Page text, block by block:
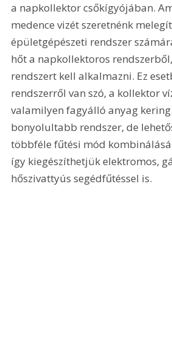
a napkollektor csőkígyójában.
medence vizét szeretnénk
épületgépészeti rendszer
hőt a napkollektoros
rendszert kell alkalmazni. Ez
rendszerről van szó, a kollektor
valamilyen fagyálló anyag
bonyolultabb rendszer, de
többféle fűtési mód
így kiegészíthetjük elektromos,
hőszivattyús segédfűtéssel is.